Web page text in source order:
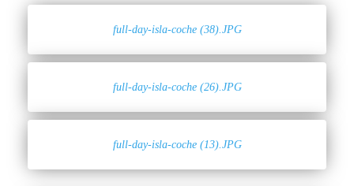
full-day-isla-coche (38).JPG
full-day-isla-coche (26).JPG
full-day-isla-coche (13).JPG